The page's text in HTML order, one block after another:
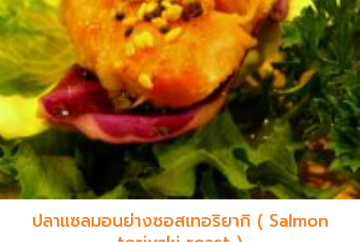
ปลาแซลมอนย่างซอสเทอริยากิ ( Salmon